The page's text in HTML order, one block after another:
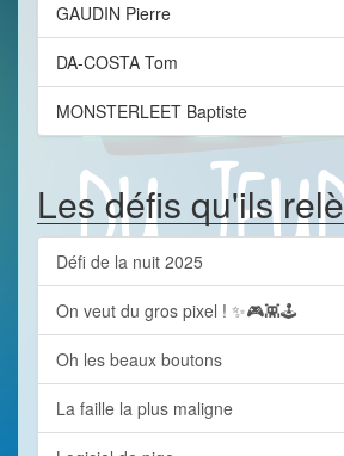
GAUDIN Pierre
DA-COSTA Tom
MONSTERLEET Baptiste
Les défis qu'ils
Défi de la nuit 2025
On veut du gros pixel ! ✨🎮👾🕹️
Oh les beaux boutons
La faille la plus maligne